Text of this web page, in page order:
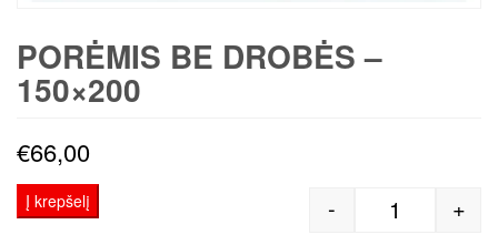
PORĖMIS BE DROBĖS –
150×200
€66,00
produkto
- +
Į krepšelį